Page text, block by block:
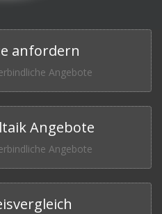
anfordern
Angebote
Angebote
Angebote